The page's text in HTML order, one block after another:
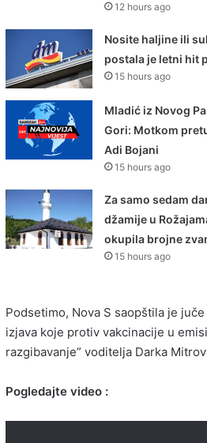
12 hours ago
Nosite haljine ili
postala je letni hit
15 hours ago
Mladić iz Novog
Gori: Motkom
Adi Bojani
15 hours ago
Za samo sedam
džamije u
okupila brojne
15 hours ago
Podsetimo, Nova S saopštila je
izjava koje protiv vakcinacije u
razgibavanje” voditelja Darka
Pogledajte video :